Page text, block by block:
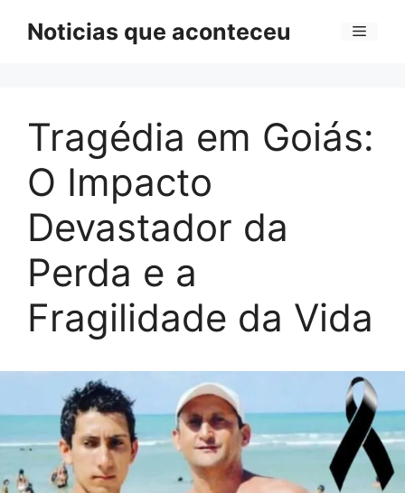
Noticias que aconteceu Menu
Tragédia em Goiás:
O Impacto
Devastador da
Perda e a
Fragilidade da Vida